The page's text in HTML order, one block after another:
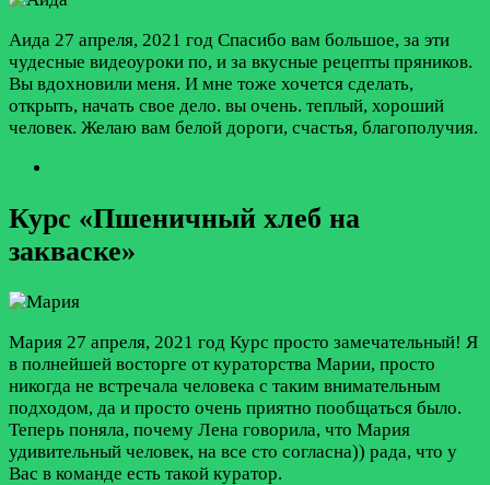
Аида 27 апреля, 2021 год Спасибо вам большое, за эти
чудесные видеоуроки по, и за вкусные рецепты пряников.
Вы вдохновили меня. И мне тоже хочется сделать,
открыть, начать свое дело. вы очень. теплый, хороший
человек. Желаю вам белой дороги, счастья, благополучия.
Курс «Пшеничный хлеб на
закваске»
Мария 27 апреля, 2021 год Курс просто замечательный! Я
в полнейшей восторге от кураторства Марии, просто
никогда не встречала человека с таким внимательным
подходом, да и просто очень приятно пообщаться было.
Теперь поняла, почему Лена говорила, что Мария
удивительный человек, на все сто согласна)) рада, что у
Вас в команде есть такой куратор.